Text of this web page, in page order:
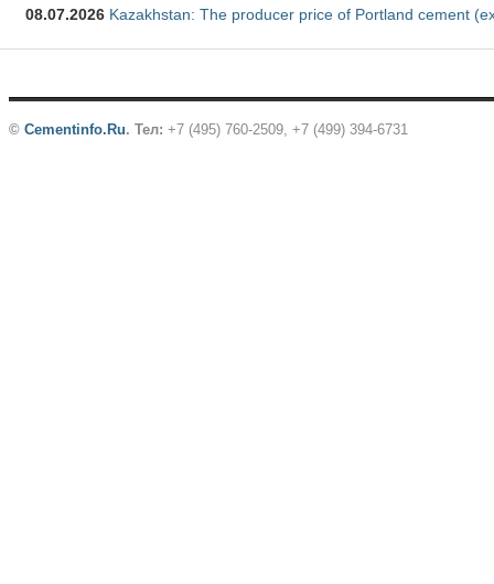
08.07.2026 Kazakhstan: The producer price of Portland cement
© Cementinfo.Ru. Тел: +7 (495) 760-2509, +7 (499) 394-6731